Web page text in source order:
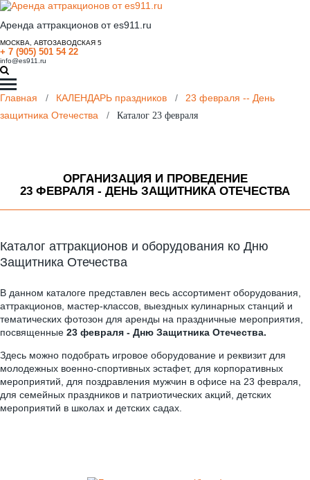
Аренда аттракционов от es911.ru
МОСКВА, АВТОЗАВОДСКАЯ 5
+ 7 (905) 501 54 22
info@es911.ru
Главная / КАЛЕНДАРЬ праздников /
23 февраля -- День
защитника Отечества
/ Каталог 23 февраля
ОРГАНИЗАЦИЯ И ПРОВЕДЕНИЕ
23 ФЕВРАЛЯ - ДЕНЬ ЗАЩИТНИКА ОТЕЧЕСТВА
Каталог аттракционов и оборудования ко Дню
Защитника Отечества
В данном каталоге представлен весь ассортимент оборудования,
аттракционов, мастер-классов, выездных кулинарных станций и
тематических фотозон для аренды на праздничные мероприятия,
посвященные 23 февраля - Дню Защитника Отечества.
Здесь можно подобрать игровое оборудование и реквизит для
молодежных военно-спортивных эстафет, для корпоративных
мероприятий, для поздравления мужчин в офисе на 23 февраля,
для семейных праздников и патриотических акций, детских
мероприятий в школах и детских садах.